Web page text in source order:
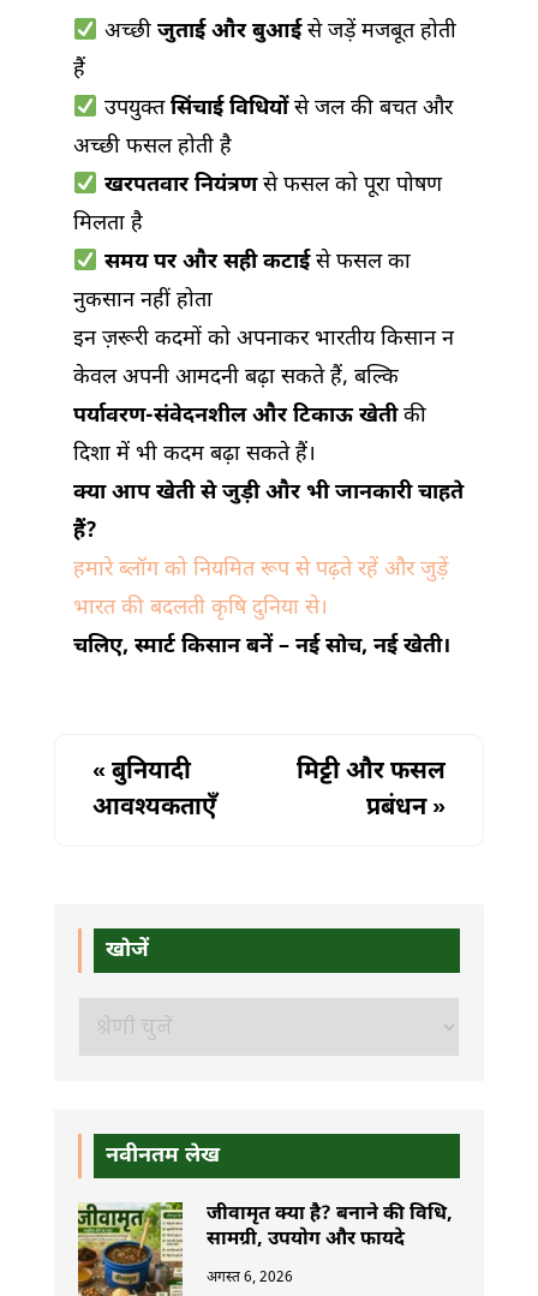
अच्छी जुताई और बुआईसे जड़ें मजबूत होती
हैं
उपयुक्तसिंचाई विधियोंसे जल की बचत और
अच्छी फसल होती है
खरपतवार नियंत्रणसे फसल को पूरा पोषण
मिलता है
समय पर और सही कटाईसे फसल का
नुकसान नहीं होता
इन ज़रूरी कदमों को अपनाकर भारतीय किसान न
केवल अपनी आमदनी बढ़ा सकते हैं, बल्कि
पर्यावरण-संवेदनशील और टिकाऊ खेतीकी
दिशा में भी कदम बढ़ा सकते हैं।
क्या आप खेती से जुड़ी और भी जानकारी चाहते
हैं?
हमारे ब्लॉग को नियमित रूप से पढ़ते रहें और जुड़ें
भारत की बदलती कृषि दुनिया से।
चलिए, स्मार्ट किसान बनें – नई सोच, नई खेती।
«बुनियादी
आवश्यकताएँ
मिट्टी और फसल
प्रबंधन»
खोजें
खोजें
नवीनतम लेख
जीवामृत क्या है? बनाने की विधि,
सामग्री, उपयोग और फायदे
अगस्त 6, 2026